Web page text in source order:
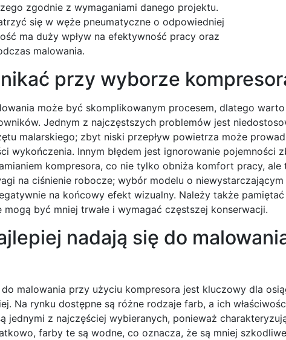
zgodnie z wymaganiami danego projektu.
się w węże pneumatyczne o odpowiedniej
ma duży wpływ na efektywność pracy oraz
malowania.
przy wyborze
może być skomplikowanym procesem, dlatego
Jednym z najczęstszych problemów jest
malarskiego; zbyt niski przepływ powietrza może
wykończenia. Innym błędem jest ignorowanie pojemności
kompresora, co nie tylko obniża komfort pracy, ale
na ciśnienie robocze; wybór modelu o
na końcowy efekt wizualny. Należy także
mogą być mniej trwałe i wymagać częstszej konserwacji.
nadają się do
malowania przy użyciu kompresora jest kluczowy dla
Na rynku dostępne są różne rodzaje farb, a ich
jednymi z najczęściej wybieranych, ponieważ
farby te są wodne, co oznacza, że są mniej